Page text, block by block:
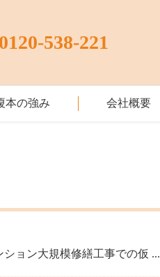
0120-538-221
本の強み 会社概要
ョン大規模修繕工事での仮 ...